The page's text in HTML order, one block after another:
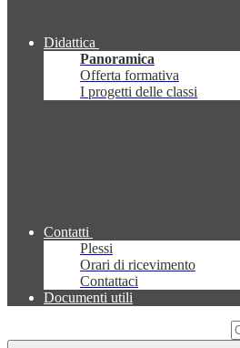
Didattica
Panoramica
Offerta formativa
I progetti delle classi
Contatti
Plessi
Orari di ricevimento
Contattaci
Documenti utili